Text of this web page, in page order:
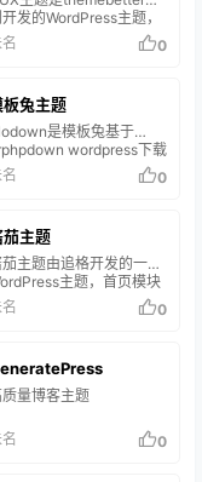
发的WordPress主题，
主题简洁大气、响应式
支持各种设备浏览、
主题用户的喜
。
0
板兔主题
是模板兔基于
wordpress下载
件开发的一款付费下载资
付费下载源码、收费附
对收费付费下载资源/付
看内容/付费阅读/付费
/VIP会员免费下载查看/
拟资源售卖的WordPress
，一款为erphpdown而
包含体验VIP、包月
、包年V…
0
茄主题
主题由追格开发的一款
主题，首页模块
自由组合使用，响应式布
自带前端会员中心（用
社交帐号一键登录。
0
量博客主题
0